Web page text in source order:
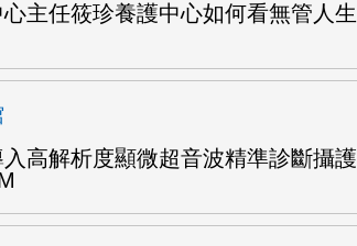
主任筱珍養護中心如何看無管人生
高解析度顯微超音波精準診斷攝護